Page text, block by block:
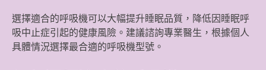
選擇適合的呼吸機可以大幅提升睡眠品質，降低因睡眠呼
吸中止症引起的健康風險。建議諮詢專業醫生，根據個人
具體情況選擇最合適的呼吸機型號。